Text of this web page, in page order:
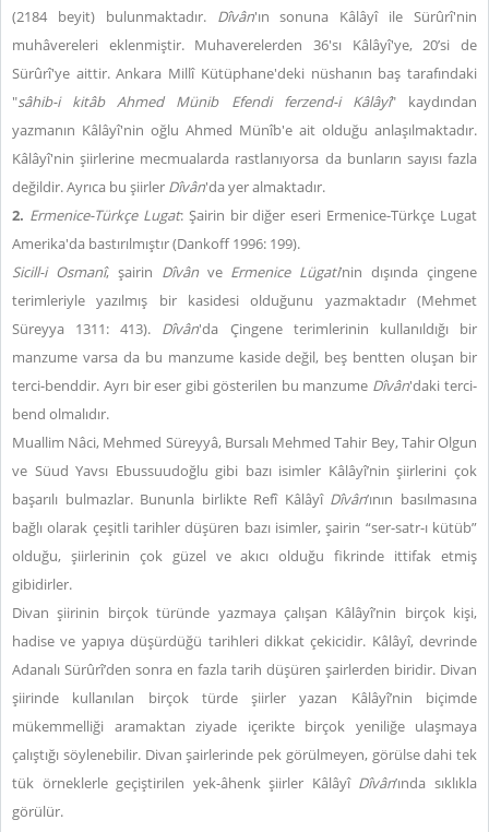
(2184 beyit) bulunmaktadır. Dîvân'ın sonuna Kâlâyî ile Sürûrî'nin
muhâvereleri eklenmiştir. Muhaverelerden 36'sı Kâlâyî'ye, 20’si de
Sürûrî'ye aittir. Ankara Millî Kütüphane'deki nüshanın baş tarafındaki
"sâhib-i kitâb Ahmed Münib Efendi ferzend-i Kâlâyî" kaydından
yazmanın Kâlâyî'nin oğlu Ahmed Münîb'e ait olduğu anlaşılmaktadır.
Kâlâyî'nin şiirlerine mecmualarda rastlanıyorsa da bunların sayısı fazla
değildir. Ayrıca bu şiirler Dîvân'da yer almaktadır.
2. Ermenice-Türkçe Lugat: Şairin bir diğer eseri Ermenice-Türkçe Lugat
Amerika'da bastırılmıştır (Dankoff 1996: 199).
Sicill-i Osmanî, şairin Dîvân ve Ermenice Lügati’nin dışında çingene
terimleriyle yazılmış bir kasidesi olduğunu yazmaktadır (Mehmet
Süreyya 1311: 413). Dîvân'da Çingene terimlerinin kullanıldığı bir
manzume varsa da bu manzume kaside değil, beş bentten oluşan bir
terci-benddir. Ayrı bir eser gibi gösterilen bu manzume Dîvân'daki terci-
bend olmalıdır.
Muallim Nâci, Mehmed Süreyyâ, Bursalı Mehmed Tahir Bey, Tahir Olgun
ve Süud Yavsı Ebussuudoğlu gibi bazı isimler Kâlâyî’nin şiirlerini çok
başarılı bulmazlar. Bununla birlikte Refî Kâlâyî Dîvân’ının basılmasına
bağlı olarak çeşitli tarihler düşüren bazı isimler, şairin “ser-satr-ı kütüb”
olduğu, şiirlerinin çok güzel ve akıcı olduğu fikrinde ittifak etmiş
gibidirler.
Divan şiirinin birçok türünde yazmaya çalışan Kâlâyî’nin birçok kişi,
hadise ve yapıya düşürdüğü tarihleri dikkat çekicidir. Kâlâyî, devrinde
Adanalı Sürûrî’den sonra en fazla tarih düşüren şairlerden biridir. Divan
şiirinde kullanılan birçok türde şiirler yazan Kâlâyî’nin biçimde
mükemmelliği aramaktan ziyade içerikte birçok yeniliğe ulaşmaya
çalıştığı söylenebilir. Divan şairlerinde pek görülmeyen, görülse dahi tek
tük örneklerle geçiştirilen yek-âhenk şiirler Kâlâyî Dîvân’ında sıklıkla
görülür.